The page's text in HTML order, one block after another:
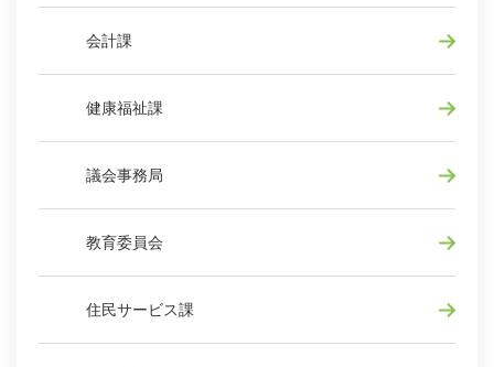
会計課
健康福祉課
議会事務局
教育委員会
住民サービス課